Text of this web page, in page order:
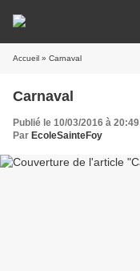
Accueil » Carnaval
Carnaval
Publié le 10/03/2016 à 20:49
Par EcoleSainteFoy